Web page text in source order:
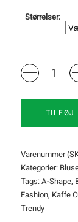
Størrelser
KCmaisie
Bluse
TILFØJ
Varenummer
Kategorier:
Tags:A-Shape,
Fashion, Kaffe
Trendy